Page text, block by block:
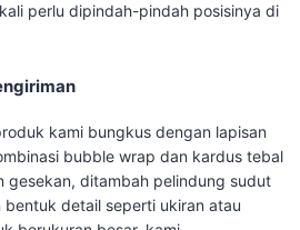
perlu dipindah-pindah posisinya di
kami bungkus dengan lapisan
bubble wrap dan kardus tebal
gesekan, ditambah pelindung sudut
detail seperti ukiran atau